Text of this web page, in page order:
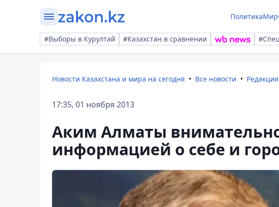
ПолитикаМир
#Выборы в Курултай #Казахстан в сравнении
Новости Казахстана и мира на сегодня Все новости
17:35, 01 ноября 2013
Аким Алматы
информацией о себе и